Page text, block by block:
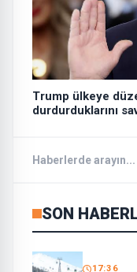
Trump ülkeye
durdurduklarını
SON
17:36